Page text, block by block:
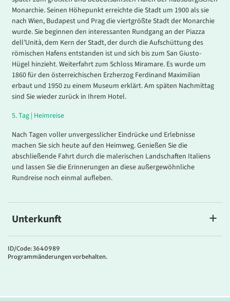
Monarchie. Seinen Höhepunkt erreichte die Stadt um 1900 als sie
nach Wien, Budapest und Prag die viertgrößte Stadt der Monarchie
wurde. Sie beginnen den interessanten Rundgang an der Piazza
dell’Unità, dem Kern der Stadt, der durch die Aufschüttung des
römischen Hafens entstanden ist und sich bis zum San Giusto-
Hügel hinzieht. Weiterfahrt zum Schloss Miramare. Es wurde um
1860 für den österreichischen Erzherzog Ferdinand Maximilian
erbaut und 1950 zu einem Museum erklärt. Am späten Nachmittag
sind Sie wieder zurück in Ihrem Hotel.
5.Tag | Heimreise
Nach Tagen voller unvergesslicher Eindrücke und Erlebnisse
machen Sie sich heute auf den Heimweg. Genießen Sie die
abschließende Fahrt durch die malerischen Landschaften Italiens
und lassen Sie die Erinnerungen an diese außergewöhnliche
Rundreise noch einmal aufleben.
Unterkunft
Ihr Hotel
Das4*Bibione Palace Spa Hotel
direkt am Meer gelegen und nur wenige Gehminuten vom Zentrum
ID/Code: 3640989
Programmänderungen vorbehalten.